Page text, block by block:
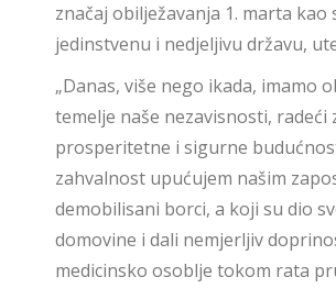
značaj obilježavanja 1. marta
jedinstvenu i nedjeljivu državu,
„Danas, više nego ikada, imamo
temelje naše nezavisnosti, radeći
prosperitetne i sigurne
zahvalnost upućujem našim
demobilisani borci, a koji su dio
domovine i dali nemjerljiv
medicinsko osoblje tokom rata